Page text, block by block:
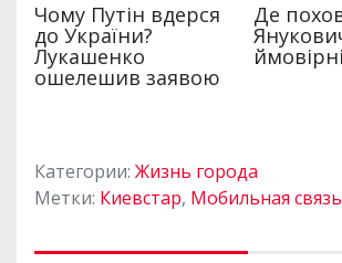
Категории: Жизнь города
Метки: Киевстар, Мобильная связь